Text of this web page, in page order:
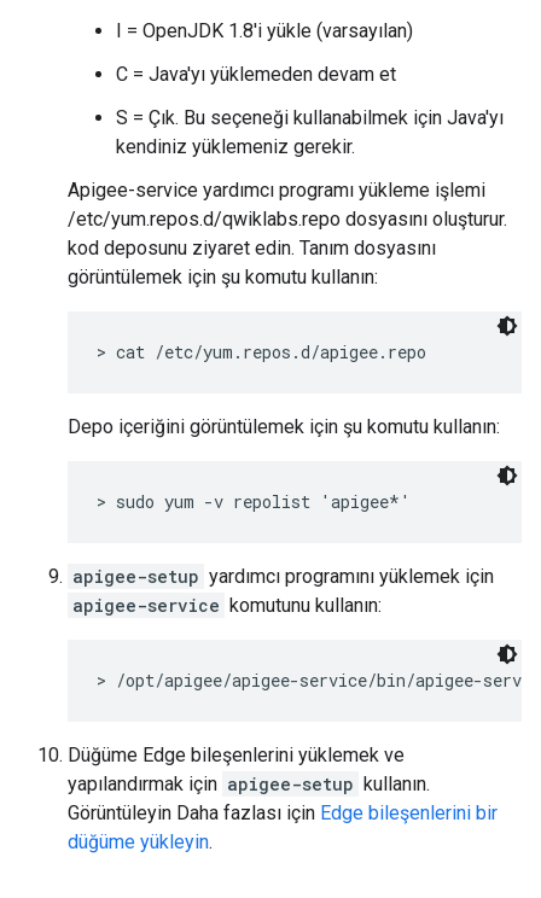
I = OpenJDK 1.8'i yükle (varsayılan)
C = Java'yı yüklemeden devam et
S = Çık. Bu seçeneği kullanabilmek için Java'yı
kendiniz yüklemeniz gerekir.
Apigee-service yardımcı programı yükleme işlemi
/etc/yum.repos.d/qwiklabs.repo dosyasını oluşturur.
kod deposunu ziyaret edin. Tanım dosyasını
görüntülemek için şu komutu kullanın:
> cat /etc/yum.repos.d/apigee.repo
Depo içeriğini görüntülemek için şu komutu kullanın:
> sudo yum -v repolist 'apigee*'
apigee-setup yardımcı programını yüklemek için
apigee-service komutunu kullanın:
> /opt/apigee/apigee-service/bin/apigee-
Düğüme Edge bileşenlerini yüklemek ve
yapılandırmak için apigee-setup kullanın.
Görüntüleyin Daha fazlası için Edge bileşenlerini bir
düğüme yükleyin.